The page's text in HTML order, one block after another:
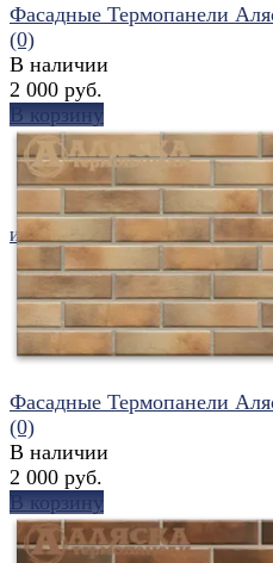
избранное сравнить
Фасадные Термопанели
(0)
В наличии
2 000 руб.
В корзину
Фасадные Термопанели
(0)
В наличии
2 000 руб.
В корзину